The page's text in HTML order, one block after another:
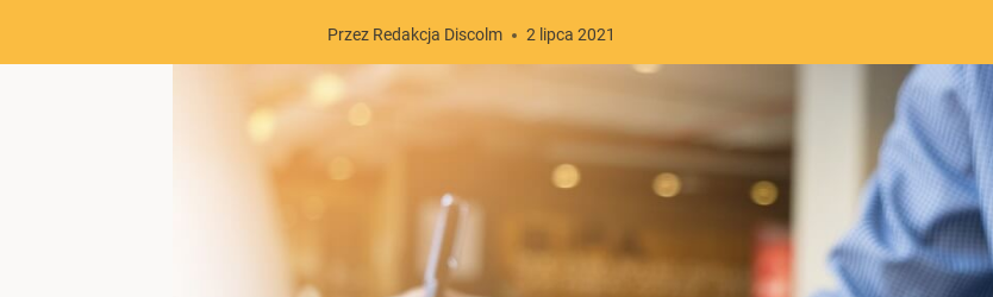
Przez Redakcja Discolm 2 lipca 2021